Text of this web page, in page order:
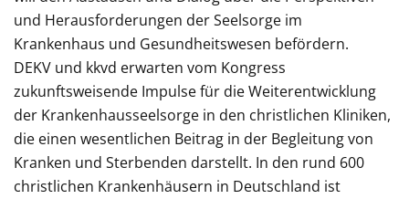
und Herausforderungen der Seelsorge im
Krankenhaus und Gesundheitswesen befördern.
DEKV und kkvd erwarten vom Kongress
zukunftsweisende Impulse für die Weiterentwicklung
der Krankenhausseelsorge in den christlichen Kliniken,
die einen wesentlichen Beitrag in der Begleitung von
Kranken und Sterbenden darstellt. In den rund 600
christlichen Krankenhäusern in Deutschland ist